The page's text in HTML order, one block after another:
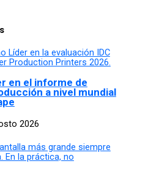
en el informe de
a nivel mundial
2026